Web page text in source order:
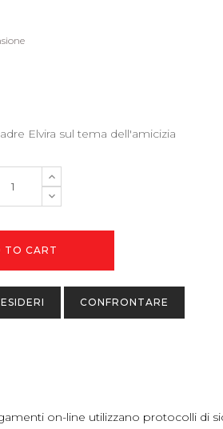
Elvira sul tema dell'amicizia
TO CART
CONFRONTARE
on-line utilizzano protocolli di